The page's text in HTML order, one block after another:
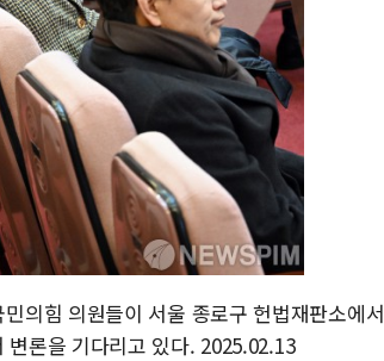
의힘 의원들이 서울 종로구 헌법재판소에서
론을 기다리고 있다. 2025.02.13